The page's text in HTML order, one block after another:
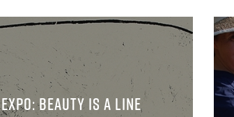
Expo: BEAUTY IS A LINE